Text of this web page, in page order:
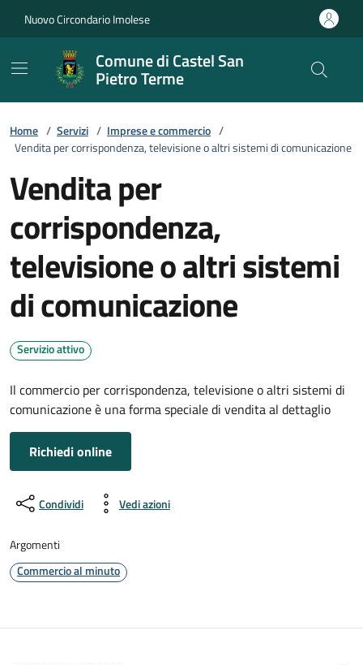
Nuovo Circondario Imolese
Comune di Castel San
Pietro Terme
Home / Servizi / Imprese e commercio /
Vendita per corrispondenza, televisione o altri sistemi di comunicazione
Vendita per
corrispondenza,
televisione o altri sistemi
di comunicazione
Servizio attivo
Il commercio per corrispondenza, televisione o altri sistemi di
comunicazione è una forma speciale di vendita al dettaglio
Richiedi online
Condividi Vedi azioni
Argomenti
Commercio al minuto